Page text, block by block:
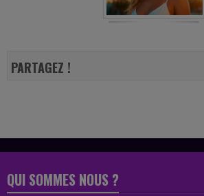
PARTAGEZ !
QUI SOMMES NOUS ?